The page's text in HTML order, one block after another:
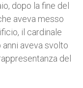
dopo la fine del
aveva messo
il cardinale
aveva svolto
del